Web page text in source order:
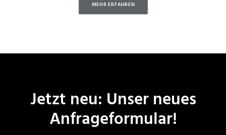
MEHR ERFAHREN
Jetzt neu: Unser neues
Anfrageformular!